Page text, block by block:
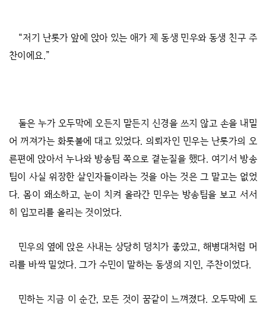
“저기 난롯가 앞에 앉아 있는 애가 제 동생 민우와 동생 친구 주
찬이에요.”
둘은 누가 오두막에 오든지 말든지 신경을 쓰지 않고 손을 내밀
어 꺼져가는 화롯불에 대고 있었다. 의뢰자인 민우는 난롯가의 오
른편에 앉아서 누나와 방송팀 쪽으로 곁눈질을 했다. 여기서 방송
팀이 사실 위장한 살인자들이라는 것을 아는 것은 그 말고는 없었
다. 몸이 왜소하고, 눈이 치켜 올라간 민우는 방송팀을 보고 서서
히 입꼬리를 올리는 것이었다.
민우의 옆에 앉은 사내는 상당히 덩치가 좋았고, 해병대처럼 머
리를 바싹 밀었다. 그가 수민이 말하는 동생의 지인, 주찬이었다.
민하는 지금 이 순간, 모든 것이 꿈같이 느껴졌다. 오두막에 도